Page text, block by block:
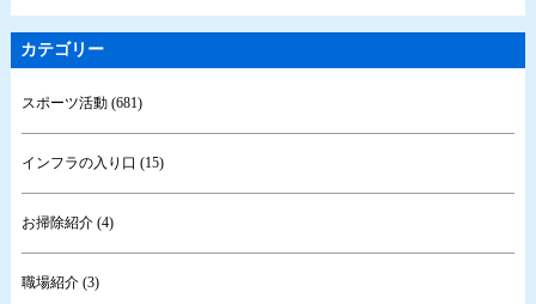
カテゴリー
スポーツ活動 (681)
インフラの入り口 (15)
お掃除紹介 (4)
職場紹介 (3)